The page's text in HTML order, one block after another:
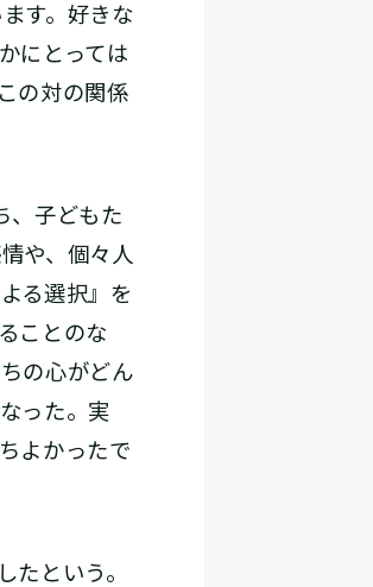
す。好きな
にとっては
の対の関係
、子どもた
や、個々人
る選択』を
ことのな
の心がどん
った。実
よかったで
という。